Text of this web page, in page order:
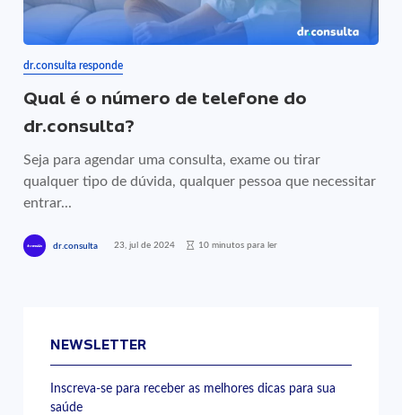
dr.consulta responde
Qual é o número de telefone do
dr.consulta?
Seja para agendar uma consulta, exame ou tirar
qualquer tipo de dúvida, qualquer pessoa que necessitar
entrar...
dr.consulta 23, jul de 2024 10 minutos para ler
NEWSLETTER
Inscreva-se para receber as melhores dicas para sua
saúde